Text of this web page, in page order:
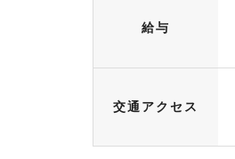
給与
交通アクセス